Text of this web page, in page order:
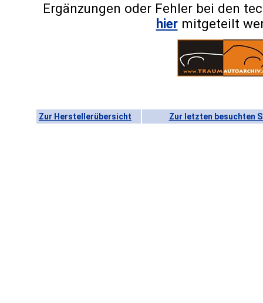
Ergänzungen oder Fehler bei den
hiermitgeteilt
Zur Herstellerübersicht Zur letzten besuchten